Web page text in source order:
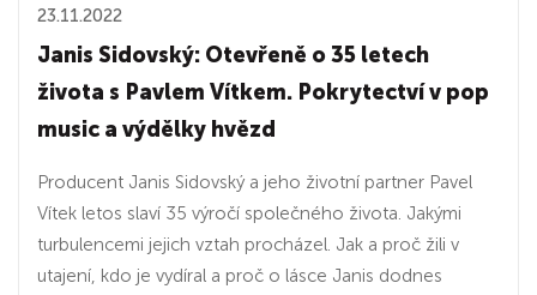
23.11.2022
Janis Sidovský: Otevřeně o 35 letech
života s Pavlem Vítkem. Pokrytectví v pop
music a výdělky hvězd
Producent Janis Sidovský a jeho životní partner Pavel
Vítek letos slaví 35 výročí společného života. Jakými
turbulencemi jejich vztah procházel. Jak a proč žili v
utajení, kdo je vydíral a proč o lásce Janis dodnes